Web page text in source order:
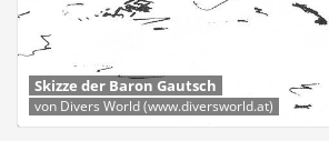
Skizze der Baron Gautsch
von Divers World (www.diversworld.at)